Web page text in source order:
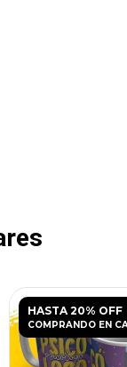
HASTA 20% OFF
COMPRANDO EN